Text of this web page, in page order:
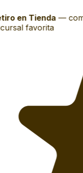
en Tienda—
favorita